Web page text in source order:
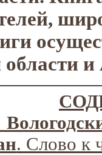
. Слово к